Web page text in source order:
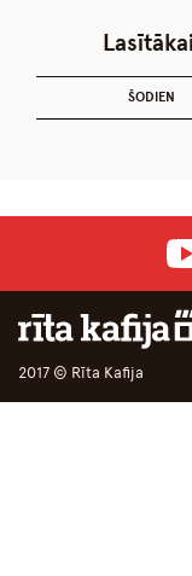
ŠODIEN
2017 © Rīta Kafija